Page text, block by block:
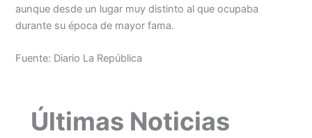
aunque desde un lugar muy distinto al que ocupaba
durante su época de mayor fama.
Fuente: Diario La República
Últimas Noticias